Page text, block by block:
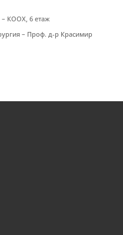
– КООХ, 6 етаж
– Проф. д-р Красимир